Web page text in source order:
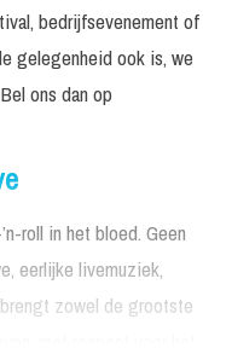
bedrijfsevenement of
gelegenheid ook is, we
ons dan op
roll in het bloed. Geen
eerlijke livemuziek,
zowel de grootste